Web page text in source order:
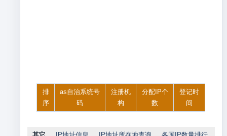
排
序
as自治系统号
码
注册机
构
分配IP个
数
登记时
间